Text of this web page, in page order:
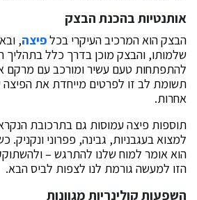
אותנטיות בהכנת הבצק
הבצק הוא המרכיב העיקרי בכלפיצה,
שלמותו, והבצק מוכן בדרך כלל בתהליך
להתפתחות טעם עשיר ומורכב עם מרקם
תשומת לב זו לפרטים מייחדת את
אחרות.
תוספות פיצה עמוסות גם בתרכובת
למצוא בעגבניות, גבינה, פפרוני ונקניק.
הוא אומר למוח שלנו להתרגש –
הזו למעשה גורמת לנו לצפות לביס הבא.
השפעות קולינריות מגוונות